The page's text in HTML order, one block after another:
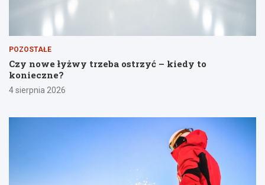
POZOSTAŁE
Czy nowe łyżwy trzeba ostrzyć – kiedy to
konieczne?
4 sierpnia 2026